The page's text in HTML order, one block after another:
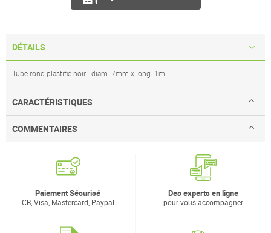
DÉTAILS
Tube rond plastifié noir - diam. 7mm x long. 1m
CARACTÉRISTIQUES
COMMENTAIRES
Paiement Sécurisé
CB, Visa, Mastercard, Paypal
Des experts en ligne
pour vous accompagner